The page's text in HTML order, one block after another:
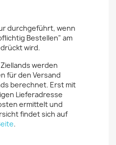
durchgeführt, wenn
Bestellen" am
wird.
werden
für den Versand
berechnet. Erst mit
Lieferadresse
ermittelt und
findet sich auf
.